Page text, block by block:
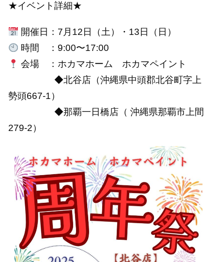
★イベント詳細★
開催日：7月12日（土）・13日（日）
時間 ：9:00〜17:00
会場 ：ホカマホーム ホカマペイント
◆北谷店（沖縄県中頭郡北谷町字上
勢頭667-1）
◆那覇一日橋店（ 沖縄県那覇市上間
279-2）